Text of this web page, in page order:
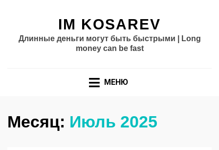
IM KOSAREV
Длинные деньги могут быть быстрыми | Long
money can be fast
МЕНЮ
Месяц: Июль 2025